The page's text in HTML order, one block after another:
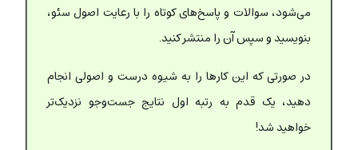
می‌شود، سوالات و پاسخ‌های کوتاه را با رعایت اصول سئو،
بنویسید و سپس آن‌ را منتشر کنید.
در صورتی که این کارها را به شیوه درست و اصولی انجام
دهید، یک قدم به رتبه اول نتایج جست‌وجو نزدیک‌تر
خواهید شد!